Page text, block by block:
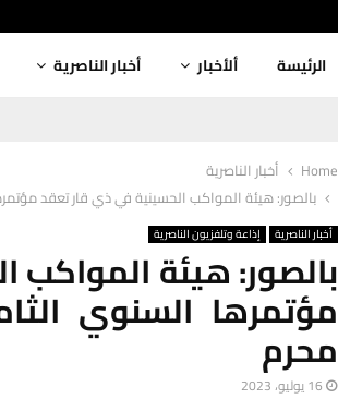
الرئيسة ألأخبار أخبار الناصرية
Home
أخبار الناصرية
‏بالصور: هيئة المواكب الحسينية في ذي قار تعقد
أخبار الناصرية إذاعة وتلفزيون الناصرية
‏بالصور: هيئة
مؤتمرها السنوي
محرم‏
16 يوليو، 2023